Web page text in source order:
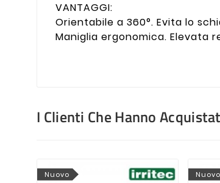
VANTAGGI:
Orientabile a 360°. Evita lo
Maniglia ergonomica. Elevata
I Clienti Che Hanno
Nuovo Nuovo